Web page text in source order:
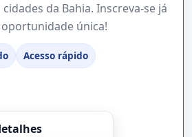
da Bahia. Inscreva-se já
única!
Acesso rápido